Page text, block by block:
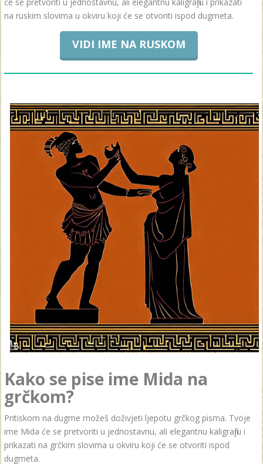
na ruskim slovima u okviru koji će se otvoriti ispod dugmeta.
VIDI IME NA RUSKOM
Kako se pise ime Mida na
grčkom?
Pritiskom na dugme možeš doživjeti ljepotu grčkog pisma. Tvoje
ime Mida će se pretvoriti u jednostavnu, ali elegantnu kaligrafiju i
prikazati na grčkim slovima u okviru koji će se otvoriti ispod
dugmeta.